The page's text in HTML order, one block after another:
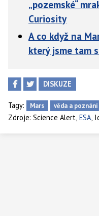
„pozemské“
Curiosity
A co když na
který jsme tam
DISKUZE
Tagy: Mars věda a poznání
Zdroje: Science Alert, ESA,